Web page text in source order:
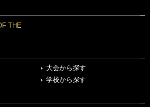
THE
大会から探す
学校から探す